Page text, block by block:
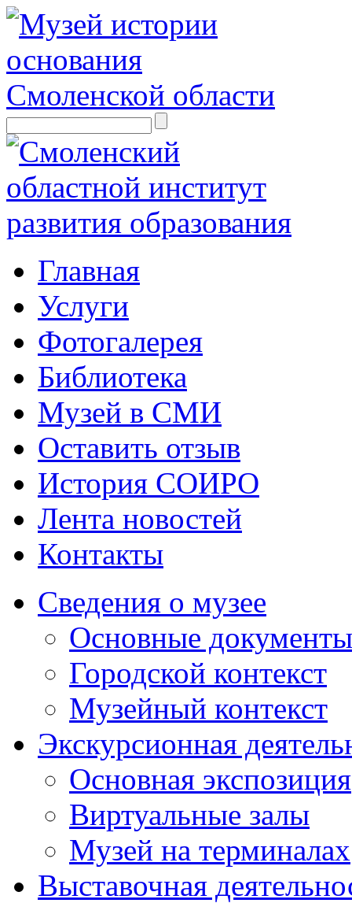
Главная
Услуги
Фотогалерея
Библиотека
Музей в СМИ
Оставить отзыв
История СОИРО
Лента новостей
Контакты
Сведения о музее
Основные документы
Городской контекст
Музейный контекст
Экскурсионная
Основная экспозиция
Виртуальные залы
Музей на терминалах
Выставочная